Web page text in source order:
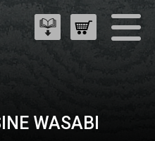
WASABI